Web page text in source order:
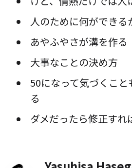
人のために何ができる
あやふやさが溝を作る
大事なことの決め方
50になって気づくこと
る
ダメだったら修正すれ